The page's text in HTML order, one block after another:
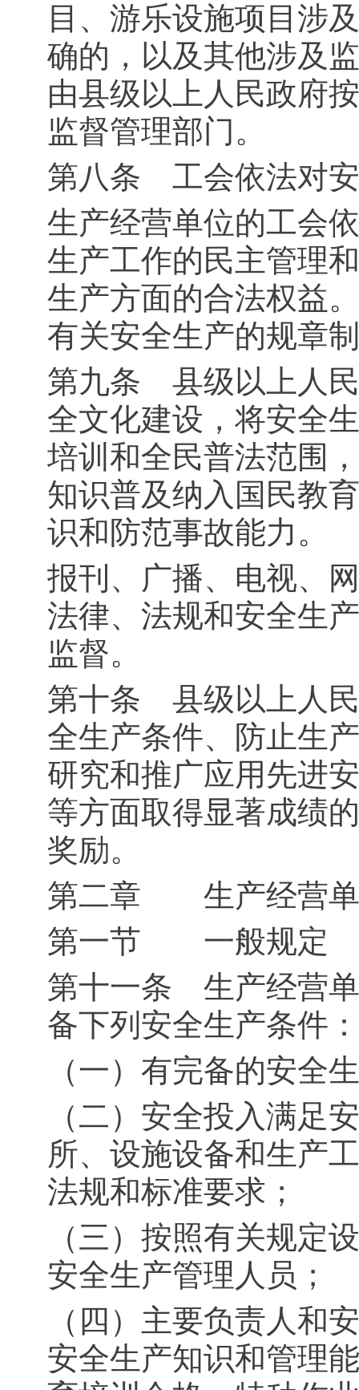
目、游乐设施项目涉
确的，以及其他涉及
由县级以上人民政府
监督管理部门。
第八条 工会依法对
生产经营单位的工会
生产工作的民主管理
生产方面的合法权益
有关安全生产的规章
第九条 县级以上人
全文化建设，将安全
培训和全民普法范围
知识普及纳入国民教
识和防范事故能力。
报刊、广播、电视、
法律、法规和安全生
监督。
第十条 县级以上人
全生产条件、防止生
研究和推广应用先进
等方面取得显著成绩
奖励。
第二章 生产经营单
第一节 一般规定
第十一条 生产经营
备下列安全生产条件：
（一）有完备的安全
（二）安全投入满足
所、设施设备和生产
法规和标准要求；
（三）按照有关规定
安全生产管理人员；
（四）主要负责人和
安全生产知识和管理